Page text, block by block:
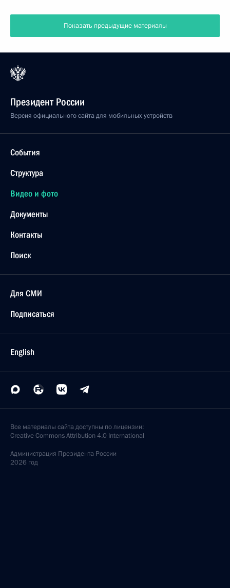
Показать предыдущие материалы
Президент России
Версия официального сайта для мобильных устройств
События
Структура
Видео и фото
Документы
Контакты
Поиск
Для СМИ
Подписаться
English
Все материалы сайта доступны по лицензии:
Creative Commons Attribution 4.0 International
Администрация Президента России
2026 год